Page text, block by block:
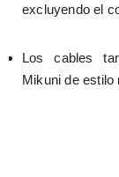
excluyendo el
Los cables
Mikuni de estilo